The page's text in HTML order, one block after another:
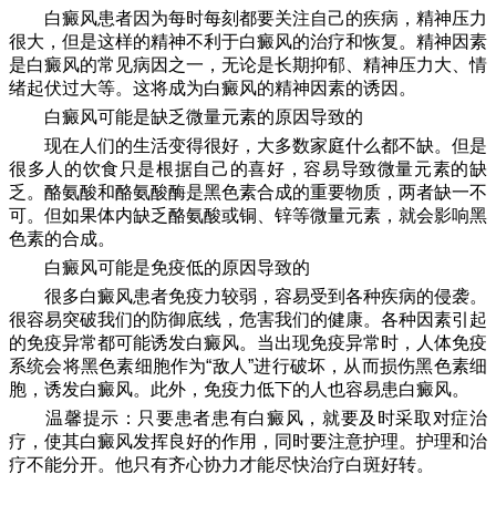
白癜风患者因为每时每刻都要关注自己的疾病，精神压力
很大，但是这样的精神不利于白癜风的治疗和恢复。精神因素
是白癜风的常见病因之一，无论是长期抑郁、精神压力大、情
绪起伏过大等。这将成为白癜风的精神因素的诱因。
白癜风可能是缺乏微量元素的原因导致的
现在人们的生活变得很好，大多数家庭什么都不缺。但是
很多人的饮食只是根据自己的喜好，容易导致微量元素的缺
乏。酪氨酸和酪氨酸酶是黑色素合成的重要物质，两者缺一不
可。但如果体内缺乏酪氨酸或铜、锌等微量元素，就会影响黑
色素的合成。
白癜风可能是免疫低的原因导致的
很多白癜风患者免疫力较弱，容易受到各种疾病的侵袭。
很容易突破我们的防御底线，危害我们的健康。各种因素引起
的免疫异常都可能诱发白癜风。当出现免疫异常时，人体免疫
系统会将黑色素细胞作为“敌人”进行破坏，从而损伤黑色素细
胞，诱发白癜风。此外，免疫力低下的人也容易患白癜风。
温馨提示：只要患者患有白癜风，就要及时采取对症治
疗，使其白癜风发挥良好的作用，同时要注意护理。护理和治
疗不能分开。他只有齐心协力才能尽快治疗白斑好转。